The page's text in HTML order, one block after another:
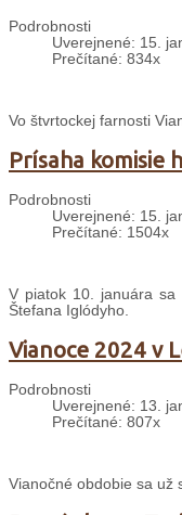
Podrobnosti
Uverejnené: 15.
Prečítané: 834x
Vo štvrtockej farnosti
Prísaha komisie
Podrobnosti
Uverejnené: 15.
Prečítané: 1504x
V piatok 10. januára sa
Štefana Iglódyho.
Vianoce 2024 v
Podrobnosti
Uverejnené: 13.
Prečítané: 807x
Vianočné obdobie sa už